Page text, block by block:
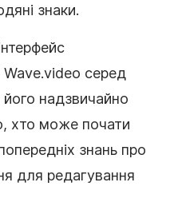
знаки.
Wave.video серед
його надзвичайно
хто може почати
знань про
для редагування